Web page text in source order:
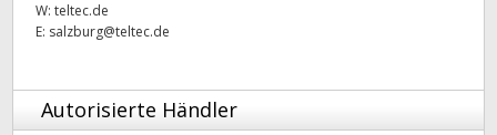
W: teltec.de
E: salzburg@teltec.de
Autorisierte Händler